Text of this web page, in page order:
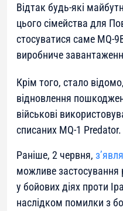
Відтак будь-які
цього сімейства для
стосуватися саме MQ-
виробниче
Крім того, стало
відновлення
військові
списаних MQ-1 Predator.
Раніше, 2 червня,
можливе застосування
у бойових діях проти
наслідком помилки з